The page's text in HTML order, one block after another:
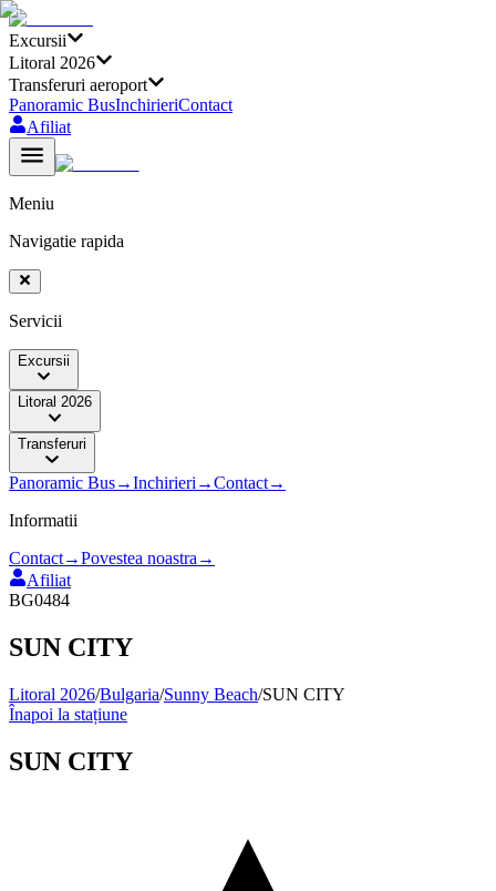
Excursii
Litoral 2026
Transferuri aeroport
Panoramic BusInchirieriContact
Afiliat
Meniu
Navigatie rapida
Servicii
Excursii
Litoral 2026
Transferuri
Panoramic Bus→Inchirieri →Contact→
Informatii
Contact→Povestea noastra →
Afiliat
BG0484
SUN CITY
Litoral 2026/Bulgaria/Sunny Beach/SUN CITY
Înapoi la stațiune
SUN CITY